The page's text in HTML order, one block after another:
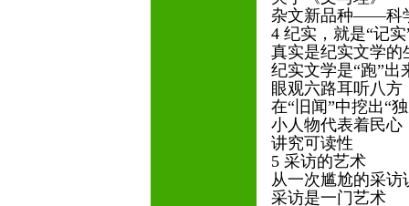
杂文新品种——科
4 纪实，就是“记
真实是纪实文学
纪实文学是“跑”出
眼观六路耳听八方
在“旧闻”中挖出“
小人物代表着民心
讲究可读性
5 采访的艺术
从一次尴尬的采
采访是一门艺术